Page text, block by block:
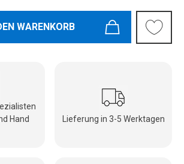
WARENKORB
Hand
Lieferung in 3-5 Werktagen